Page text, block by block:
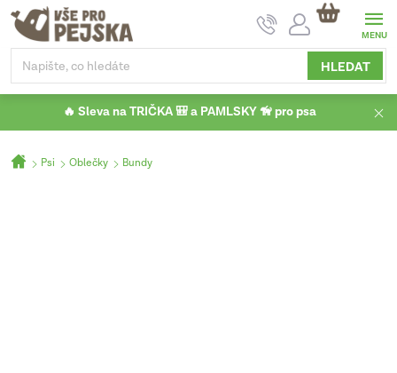
Přejít
obsah
HLEDAT
NÁKUPNÍ
KOŠÍK
🔥 Sleva na TRIČKA 🎒 a PAMLSKY 🦮 pro psa
Domů
Psi Oblečky Bundy